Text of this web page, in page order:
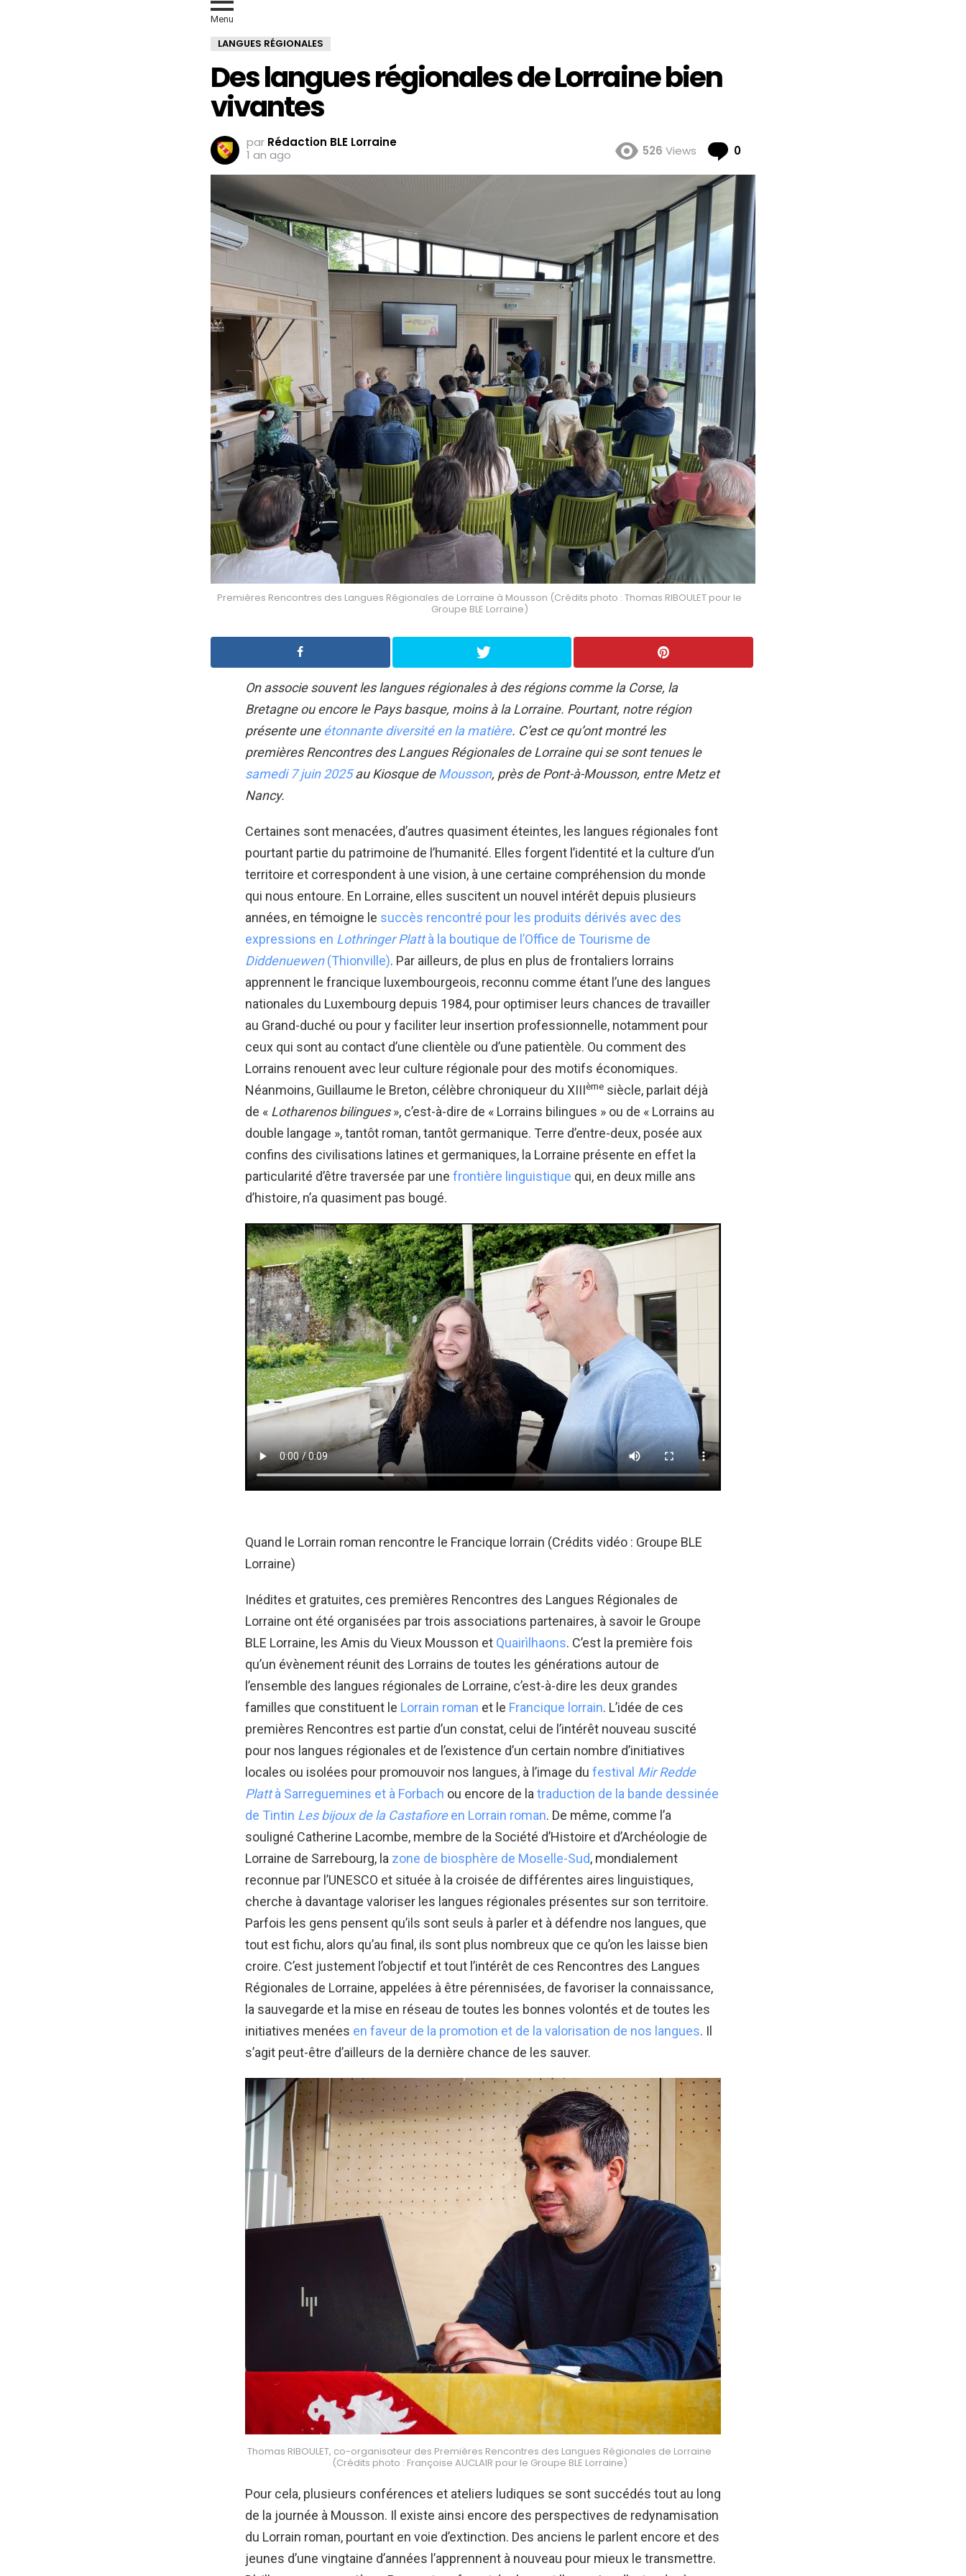
Menu
LANGUES RÉGIONALES
Des langues régionales de Lorraine bien
vivantes
par Rédaction BLE Lorraine
1 an ago
526 Views 0
Premières Rencontres des Langues Régionales de Lorraine à Mousson (Crédits photo : Thomas RIBOULET pour le
Groupe BLE Lorraine)
On associe souvent les langues régionales à des régions comme la Corse, la
Bretagne ou encore le Pays basque, moins à la Lorraine. Pourtant, notre région
présente uneétonnante diversité en la matière. C’est ce qu’ont montré les
premières Rencontres des Langues Régionales de Lorraine qui se sont tenues le
samedi 7 juin 2025au Kiosque deMousson, près de Pont-à-Mousson, entre Metz et
Nancy.
Certaines sont menacées, d’autres quasiment éteintes, les langues régionales font
pourtant partie du patrimoine de l’humanité. Elles forgent l’identité et la culture d’un
territoire et correspondent à une vision, à une certaine compréhension du monde
qui nous entoure. En Lorraine, elles suscitent un nouvel intérêt depuis plusieurs
années, en témoigne le succès rencontré pour les produits dérivés avec des
expressions en Lothringer Plattà la boutique de l’Office de Tourisme de
Diddenuewen(Thionville). Par ailleurs, de plus en plus de frontaliers lorrains
apprennent le francique luxembourgeois, reconnu comme étant l’une des langues
nationales du Luxembourg depuis 1984, pour optimiser leurs chances de travailler
au Grand-duché ou pour y faciliter leur insertion professionnelle, notamment pour
ceux qui sont au contact d’une clientèle ou d’une patientèle. Ou comment des
Lorrains renouent avec leur culture régionale pour des motifs économiques.
Néanmoins, Guillaume le Breton, célèbre chroniqueur du XIIIème siècle, parlait déjà
de « Lotharenos bilingues», c’est-à-dire de « Lorrains bilingues » ou de « Lorrains au
double langage », tantôt roman, tantôt germanique. Terre d’entre-deux, posée aux
confins des civilisations latines et germaniques, la Lorraine présente en effet la
particularité d’être traversée par une frontière linguistique qui, en deux mille ans
d’histoire, n’a quasiment pas bougé.
Quand le Lorrain roman rencontre le Francique lorrain (Crédits vidéo : Groupe BLE
Lorraine)
Inédites et gratuites, ces premières Rencontres des Langues Régionales de
Lorraine ont été organisées par trois associations partenaires, à savoir le Groupe
BLE Lorraine, les Amis du Vieux Mousson et Quairìlhaons. C’est la première fois
qu’un évènement réunit des Lorrains de toutes les générations autour de
l’ensemble des langues régionales de Lorraine, c’est-à-dire les deux grandes
familles que constituent le Lorrain roman et le Francique lorrain. L’idée de ces
premières Rencontres est partie d’un constat, celui de l’intérêt nouveau suscité
pour nos langues régionales et de l’existence d’un certain nombre d’initiatives
locales ou isolées pour promouvoir nos langues, à l’image du festival Mir Redde
Plattà Sarreguemines et à Forbach ou encore de la traduction de la bande dessinée
de Tintin Les bijoux de la Castafioreen Lorrain roman. De même, comme l’a
souligné Catherine Lacombe, membre de la Société d’Histoire et d’Archéologie de
Lorraine de Sarrebourg, la zone de biosphère de Moselle-Sud, mondialement
reconnue par l’UNESCO et située à la croisée de différentes aires linguistiques,
cherche à davantage valoriser les langues régionales présentes sur son territoire.
Parfois les gens pensent qu’ils sont seuls à parler et à défendre nos langues, que
tout est fichu, alors qu’au final, ils sont plus nombreux que ce qu’on les laisse bien
croire. C’est justement l’objectif et tout l’intérêt de ces Rencontres des Langues
Régionales de Lorraine, appelées à être pérennisées, de favoriser la connaissance,
la sauvegarde et la mise en réseau de toutes les bonnes volontés et de toutes les
initiatives menées en faveur de la promotion et de la valorisation de nos langues. Il
s’agit peut-être d’ailleurs de la dernière chance de les sauver.
Thomas RIBOULET, co-organisateur des Premières Rencontres des Langues Régionales de Lorraine
(Crédits photo : Françoise AUCLAIR pour le Groupe BLE Lorraine)
Pour cela, plusieurs conférences et ateliers ludiques se sont succédés tout au long
de la journée à Mousson. Il existe ainsi encore des perspectives de redynamisation
du Lorrain roman, pourtant en voie d’extinction. Des anciens le parlent encore et des
jeunes d’une vingtaine d’années l’apprennent à nouveau pour mieux le transmettre.